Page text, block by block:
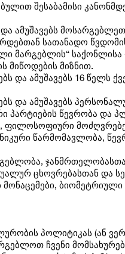
შესაბამისი
ამუშავებს
სათანადო
მარგებლის“ საქონლისა
მიწოდების მიზნით.
და ამუშავებს 16 წელს
და ამუშავებს
პარტიების წევრობა და
ფილოსოფიური
წარმომავლობა,
ცხოვრებასთან და
ბიომეტრიული
პოლიტიკას (ან ვერ
ჩვენი